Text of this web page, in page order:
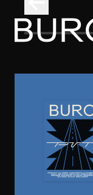
BURO.
KAD SE
ZAČUJE
„ATLANTIS”